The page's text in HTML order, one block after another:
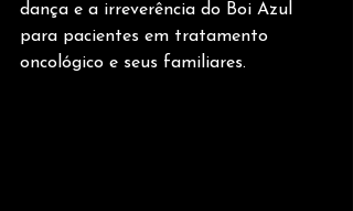
dança e a irreverência do Boi Azul
para pacientes em tratamento
oncológico e seus familiares.